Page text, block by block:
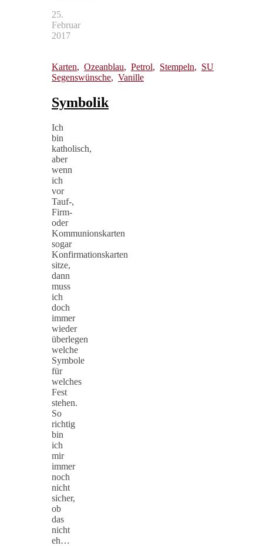
25.
Februar
2017
Karten, Ozeanblau, Petrol, Stempeln, SU
Segenswünsche, Vanille
Symbolik
Ich
bin
katholisch,
aber
wenn
ich
vor
Tauf-,
Firm-
oder
Kommunionskarten
sogar
Konfirmationskarten
sitze,
dann
muss
ich
doch
immer
wieder
überlegen
welche
Symbole
für
welches
Fest
stehen.
So
richtig
bin
ich
mir
immer
noch
nicht
sicher,
ob
das
nicht
eh…